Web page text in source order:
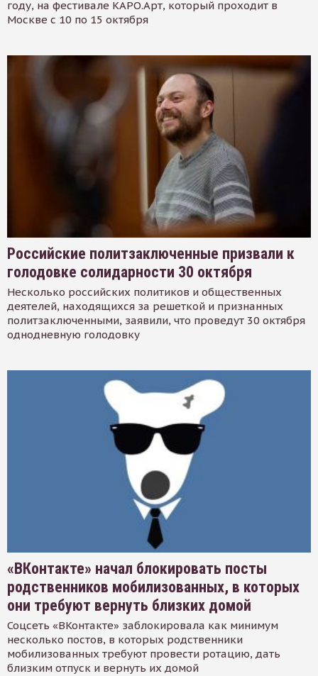
году, на фестивале КАРО.Арт, который проходит в
Москве с 10 по 15 октября
Российские политзаключенные призвали к
голодовке солидарности 30 октября
Несколько российских политиков и общественных
деятелей, находящихся за решеткой и признанных
политзаключенными, заявили, что проведут 30 октября
однодневную голодовку
«ВКонтакте» начал блокировать посты
родственников мобилизованных, в которых
они требуют вернуть близких домой
Соцсеть «ВКонтакте» заблокировала как минимум
несколько постов, в которых родственники
мобилизованных требуют провести ротацию, дать
близким отпуск и вернуть их домой